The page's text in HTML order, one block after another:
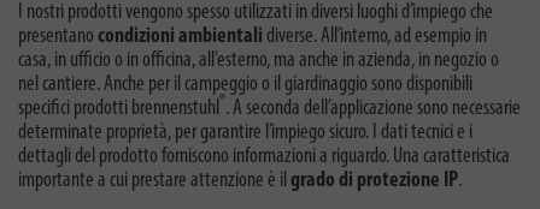
I nostri prodotti vengono spesso utilizzati in diversi luoghi d’impiego che
presentano condizioni ambientali diverse. All’interno, ad esempio in
casa, in ufficio o in officina, all’esterno, ma anche in azienda, in negozio o
nel cantiere. Anche per il campeggio o il giardinaggio sono disponibili
specifici prodotti brennenstuhl®. A seconda dell’applicazione sono necessarie
determinate proprietà, per garantire l’impiego sicuro. I dati tecnici e i
dettagli del prodotto forniscono informazioni a riguardo. Una caratteristica
importante a cui prestare attenzione è il grado di protezione IP.